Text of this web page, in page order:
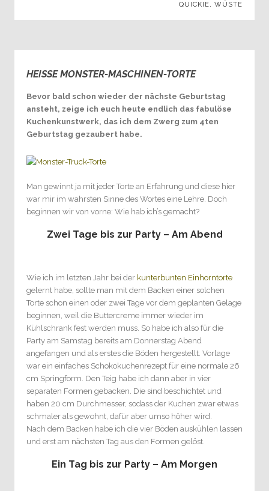
QUICKIE, WÜSTE
HEISSE MONSTER-MASCHINEN-TORTE
Bevor bald schon wieder der nächste Geburtstag
ansteht, zeige ich euch heute endlich das fabulöse
Kuchenkunstwerk, das ich dem Zwerg zum 4ten
Geburtstag gezaubert habe.
Man gewinnt ja mit jeder Torte an Erfahrung und diese hier
war mir im wahrsten Sinne des Wortes eine Lehre. Doch
beginnen wir von vorne: Wie hab ich’s gemacht?
Zwei Tage bis zur Party – Am Abend
Wie ich im letzten Jahr bei der kunterbunten Einhorntorte
gelernt habe, sollte man mit dem Backen einer solchen
Torte schon einen oder zwei Tage vor dem geplanten Gelage
beginnen, weil die Buttercreme immer wieder im
Kühlschrank fest werden muss. So habe ich also für die
Party am Samstag bereits am Donnerstag Abend
angefangen und als erstes die Böden hergestellt. Vorlage
war ein einfaches Schokokuchenrezept für eine normale 26
cm Springform. Den Teig habe ich dann aber in vier
separaten Formen gebacken. Die sind beschichtet und
haben 20 cm Durchmesser, sodass der Kuchen zwar etwas
schmaler als gewohnt, dafür aber umso höher wird.
Nach dem Backen habe ich die vier Böden auskühlen lassen
und erst am nächsten Tag aus den Formen gelöst.
Ein Tag bis zur Party – Am Morgen